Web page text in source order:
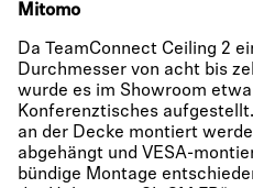
Mitomo
Da TeamConnect Ceiling 2
Durchmesser von acht bis
wurde es im Showroom
Konferenztisches
an der Decke montiert
abgehängt und VESA-
bündige Montage